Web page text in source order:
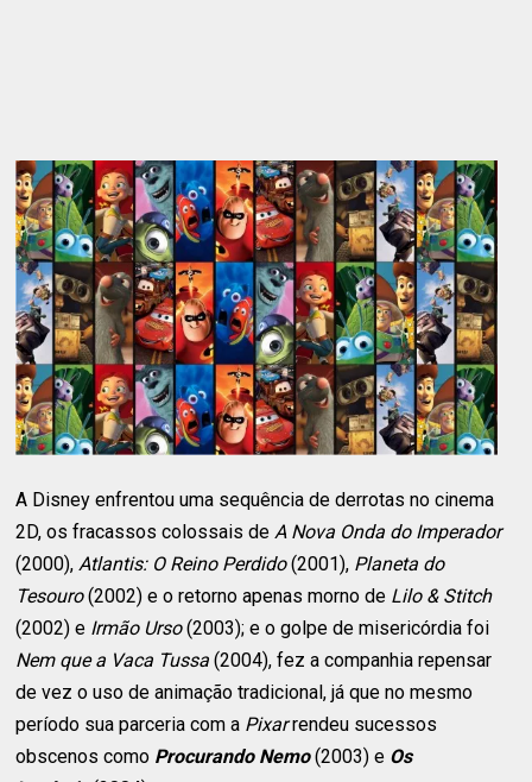
A Disney enfrentou uma sequência de derrotas no cinema
2D, os fracassos colossais deA Nova Onda do Imperador
(2000),Atlantis: O Reino Perdido(2001), Planeta do
Tesouro(2002) e o retorno apenas morno de Lilo & Stitch
(2002) e Irmão Urso(2003); e o golpe de misericórdia foi
Nem que a Vaca Tussa(2004), fez a companhia repensar
de vez o uso de animação tradicional, já que no mesmo
período sua parceria com a Pixarrendeu sucessos
obscenos como Procurando Nemo(2003) e Os